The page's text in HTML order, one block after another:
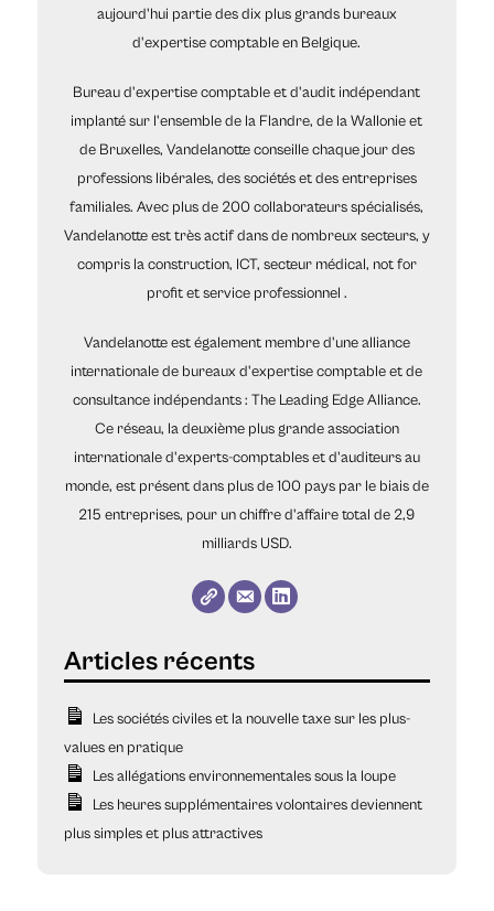
aujourd'hui partie des dix plus grands bureaux
d'expertise comptable en Belgique.
Bureau d'expertise comptable et d'audit indépendant
implanté sur l'ensemble de la Flandre, de la Wallonie et
de Bruxelles, Vandelanotte conseille chaque jour des
professions libérales, des sociétés et des entreprises
familiales. Avec plus de 200 collaborateurs spécialisés,
Vandelanotte est très actif dans de nombreux secteurs, y
compris la construction, ICT, secteur médical, not for
profit et service professionnel .
Vandelanotte est également membre d'une alliance
internationale de bureaux d'expertise comptable et de
consultance indépendants : The Leading Edge Alliance.
Ce réseau, la deuxième plus grande association
internationale d'experts-comptables et d'auditeurs au
monde, est présent dans plus de 100 pays par le biais de
215 entreprises, pour un chiffre d'affaire total de 2,9
milliards USD.
Les sociétés civiles et la nouvelle taxe sur les plus-
values en pratique
Les allégations environnementales sous la loupe
Les heures supplémentaires volontaires deviennent
plus simples et plus attractives